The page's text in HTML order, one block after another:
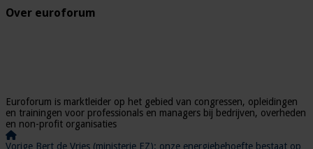
Over euroforum
Euroforum is marktleider op het gebied van congressen, opleidingen
en trainingen voor professionals en managers bij bedrijven, overheden
en non-profit organisaties
Vorige Bert de Vries (ministerie EZ): onze energiebehoefte bestaat op